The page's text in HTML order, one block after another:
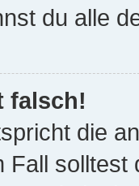
du alle
falsch!
die
solltest